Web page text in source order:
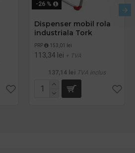
-26 %
Dispenser mobil rola
industriala Tork
PRP 153,01 lei
113,34 lei + TVA
137,14 lei TVA inclus